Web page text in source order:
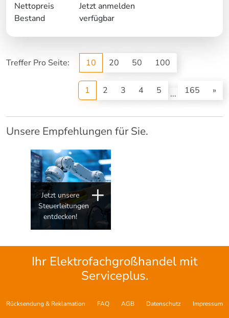
Nettopreis
Jetzt anmelden
Bestand
verfügbar
Treffer Pro Seite: 10 20 50 100
1 (current)
2 3 4 5 ... 165 »
Unsere Empfehlungen für Sie.
Jetzt unsere
Steuerleitungen
entdecken!
Ihr Elektrofachgroßhandel mit
Serviceplus.
Rücksendung & Reklamation FAQ AGB Datenschutz Impressum